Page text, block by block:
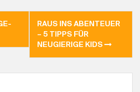
RAUS INS ABENTEUER
– 5 TIPPS FÜR
NEUGIERIGE KIDS